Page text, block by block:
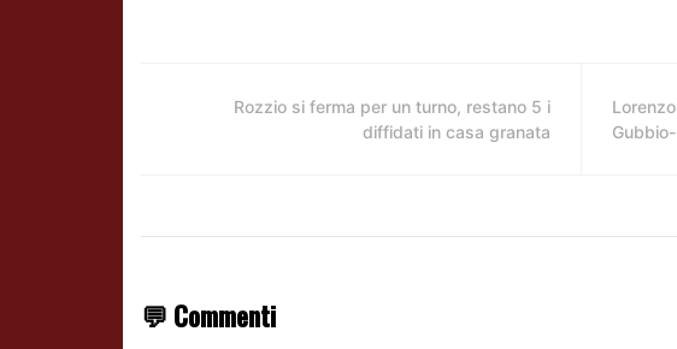
Rozzio si ferma per un turno, restano 5 i
diffidati in casa granata
💬 Commenti